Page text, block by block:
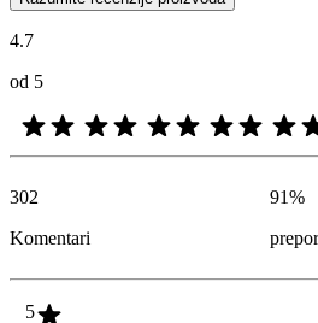
4.7
od 5
302
Komentari
91%
5